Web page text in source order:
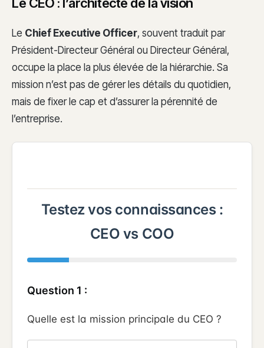
Le Chief Executive Officer, souvent traduit par
Président-Directeur Général ou Directeur Général,
occupe la place la plus élevée de la hiérarchie. Sa
mission n’est pas de gérer les détails du quotidien,
mais de fixer le cap et d’assurer la pérennité de
l’entreprise.
Testez vos connaissances :
CEO vs COO
Question 1 :
Quelle est la mission principale du CEO ?